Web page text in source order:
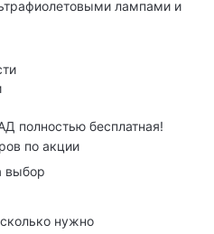
лампами и
полностью бесплатная!
по акции
выбор
нужно